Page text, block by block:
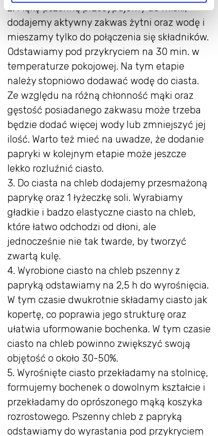
2. Mąkę pszenną przesypujemy do miski,
dodajemy aktywny zakwas żytni oraz wodę i
mieszamy tylko do połączenia się składników.
Odstawiamy pod przykryciem na 30 min. w
temperaturze pokojowej. Na tym etapie
należy stopniowo dodawać wodę do ciasta.
Ze względu na różną chłonność mąki oraz
gęstość posiadanego zakwasu może trzeba
będzie dodać więcej wody lub zmniejszyć jej
ilość. Warto też mieć na uwadze, że dodanie
papryki w kolejnym etapie może jeszcze
lekko rozluźnić ciasto.
3. Do ciasta na chleb dodajemy przesmażoną
paprykę oraz 1 łyżeczkę soli. Wyrabiamy
gładkie i badzo elastyczne ciasto na chleb,
które łatwo odchodzi od dłoni, ale
jednocześnie nie tak twarde, by tworzyć
zwartą kulę.
4. Wyrobione ciasto na chleb pszenny z
papryką odstawiamy na 2,5 h do wyrośnięcia.
W tym czasie dwukrotnie składamy ciasto jak
kopertę, co poprawia jego strukturę oraz
ułatwia uformowanie bochenka. W tym czasie
ciasto na chleb powinno zwiększyć swoją
objętość o około 30-50%.
5. Wyrośnięte ciasto przekładamy na stolnicę,
formujemy bochenek o dowolnym kształcie i
przekładamy do oprószonego mąką koszyka
rozrostowego. Pszenny chleb z papryką
odstawiamy do wyrastania pod przykryciem